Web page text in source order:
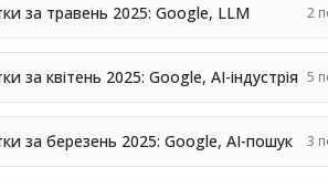
за травень 2025: Google, LLM 2
за квітень 2025: Google, AI-індустрія 5
за березень 2025: Google, AI-пошук 3